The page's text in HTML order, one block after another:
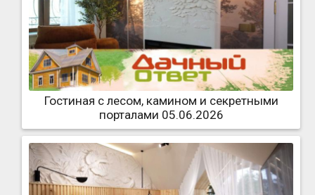
Гостиная с лесом, камином и секретными
порталами 05.06.2026